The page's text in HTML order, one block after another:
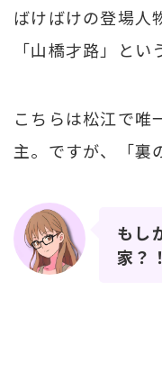
ばけばけの登場人
「山橋才路」とい
こちらは松江で唯
主。ですが、「裏
もし
家？！